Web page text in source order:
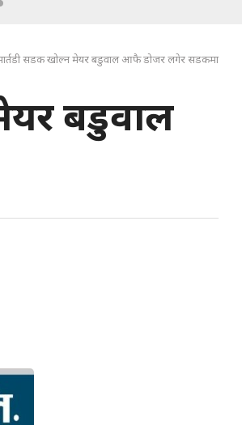
सडक खोल्न मेयर बडुवाल आफै डोजर लगेर सडकमा
बडुवाल